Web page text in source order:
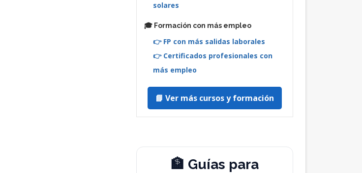
solares
🎓 Formación con más empleo
👉 FP con más salidas laborales
👉 Certificados profesionales con
más empleo
📘 Ver más cursos y formación
🏦 Guías para